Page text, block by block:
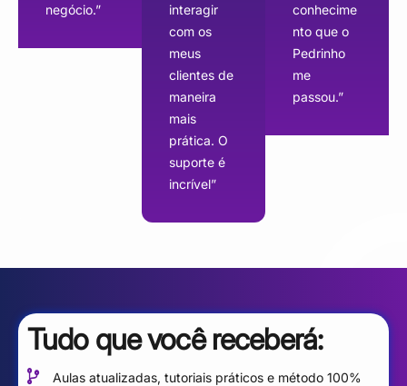
negócio.”
interagir
com os
meus
clientes de
maneira
mais
prática. O
suporte é
incrível”
conhecime
nto que o
Pedrinho
me
passou.”​
Tudo que vocêreceberá:
Aulas atualizadas, tutoriais práticos e método 100%